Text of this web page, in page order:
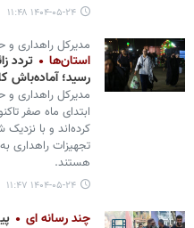
۱۴۰۴-۰۵-۲۴ ۱۱:۴۸
مدیرکل راهداری و
استان‌ها
رسید؛ آماده‌باش
مدیرکل راهداری و
کرده‌اند و با
تجهیزات راهداری
هستند.
۱۴۰۴-۰۵-۲۴ ۱۱:۴۷
چند رسانه ای